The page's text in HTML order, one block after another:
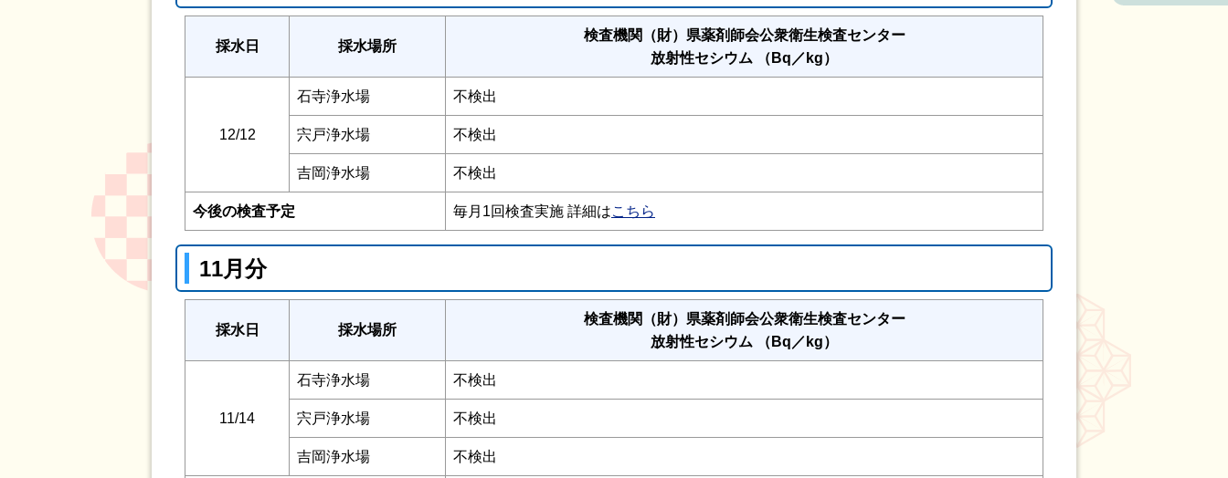
採水日 採水場所
検査機関（財）県薬剤師会公衆衛生検査センター
放射性セシウム （Bq／kg）
12/12
石寺浄水場 不検出
宍戸浄水場 不検出
吉岡浄水場 不検出
今後の検査予定 毎月1回検査実施 詳細はこちら
11月分
採水日 採水場所
検査機関（財）県薬剤師会公衆衛生検査センター
放射性セシウム （Bq／kg）
11/14
石寺浄水場 不検出
宍戸浄水場 不検出
吉岡浄水場 不検出